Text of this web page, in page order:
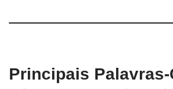
Principais Palavras-